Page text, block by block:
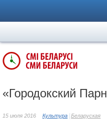
«Городокский
15 июля 2016 Культура Беларуская